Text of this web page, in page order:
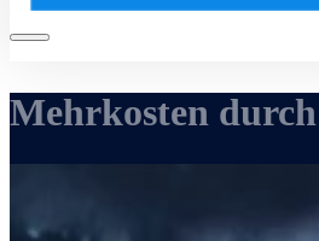
Mehrkosten